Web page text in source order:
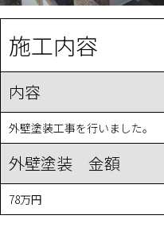
施工内容
内容
外壁塗装工事を行いました。
外壁塗装 金額
78万円